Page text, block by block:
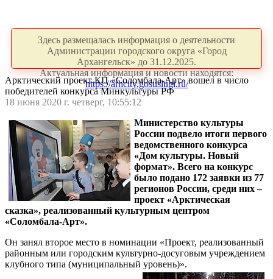
Здесь размещалась информация о деятельности
Администрации городского округа «Город
Архангельск» до 31.12.2025.
Актуальная информация и новости находятся:
https://arhcity.gosuslugi.ru/
Арктический проект КЦ «Соломбала-Арт» вошел в число
победителей конкурса Минкультуры РФ
18 июня 2020 г. четверг, 10:55:12
Министерство культуры
России подвело итоги первого
ведомственного конкурса
«Дом культуры. Новый
формат». Всего на конкурс
было подано 172 заявки из 77
регионов России, среди них –
проект «Арктическая
сказка», реализованный культурным центром
«Соломбала-Арт».
Он занял второе место в номинации «Проект, реализованный
районным или городским культурно-досуговым учреждением
клубного типа (муниципальный уровень)».